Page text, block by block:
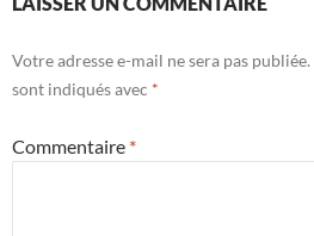
Votre adresse e-mail ne sera pas publiée.
sont indiqués avec *
Commentaire *